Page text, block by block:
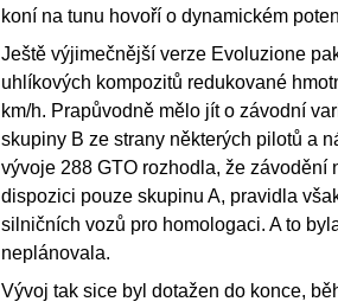
koní na tunu hovoří o dynamickém
Ještě výjimečnější verze Evoluzione
uhlíkových kompozitů redukované
km/h. Prapůvodně mělo jít o závodní
skupiny B ze strany některých pilotů a
vývoje 288 GTO rozhodla, že závodění
dispozici pouze skupinu A, pravidla
silničních vozů pro homologaci. A to
neplánovala.
Vývoj tak sice byl dotažen do konce,